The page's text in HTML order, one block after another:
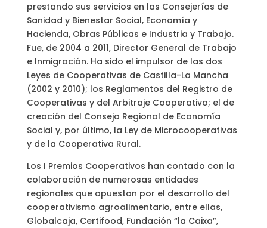
prestando sus servicios en las Consejerías de
Sanidad y Bienestar Social, Economía y
Hacienda, Obras Públicas e Industria y Trabajo.
Fue, de 2004 a 2011, Director General de Trabajo
e Inmigración. Ha sido el impulsor de las dos
Leyes de Cooperativas de Castilla-La Mancha
(2002 y 2010); los Reglamentos del Registro de
Cooperativas y del Arbitraje Cooperativo; el de
creación del Consejo Regional de Economía
Social y, por último, la Ley de Microcooperativas
y de la Cooperativa Rural.
Los I Premios Cooperativos han contado con la
colaboración de numerosas entidades
regionales que apuestan por el desarrollo del
cooperativismo agroalimentario, entre ellas,
Globalcaja, Certifood, Fundación “la Caixa”,